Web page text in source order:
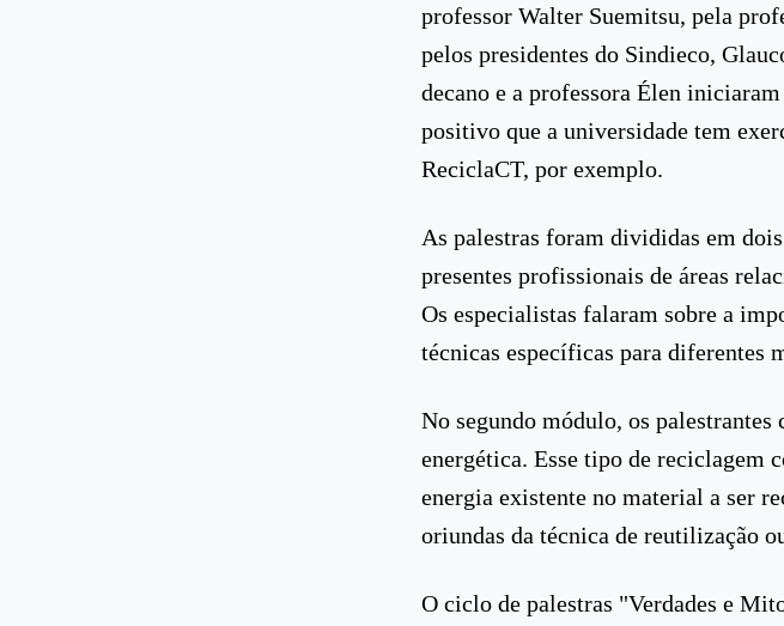
professor Walter Suemitsu, pela
pelos presidentes do Sindieco,
decano e a professora Élen
positivo que a universidade tem
ReciclaCT, por exemplo.
As palestras foram divididas em
presentes profissionais de áreas
Os especialistas falaram sobre a
técnicas específicas para diferentes
No segundo módulo, os
energética. Esse tipo de reciclagem
energia existente no material a ser
oriundas da técnica de reutilização
O ciclo de palestras "Verdades e